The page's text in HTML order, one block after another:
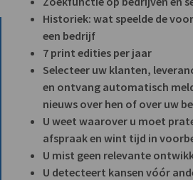
Historiek: wat speelde de
een bedrijf
7 print edities per jaar
Selecteer uw klanten,
en ontvang automatisch
nieuws over hen of over uw
U weet waarover u moet
afspraak en wint tijd in
U mist geen relevante
U detecteert kansen vóór